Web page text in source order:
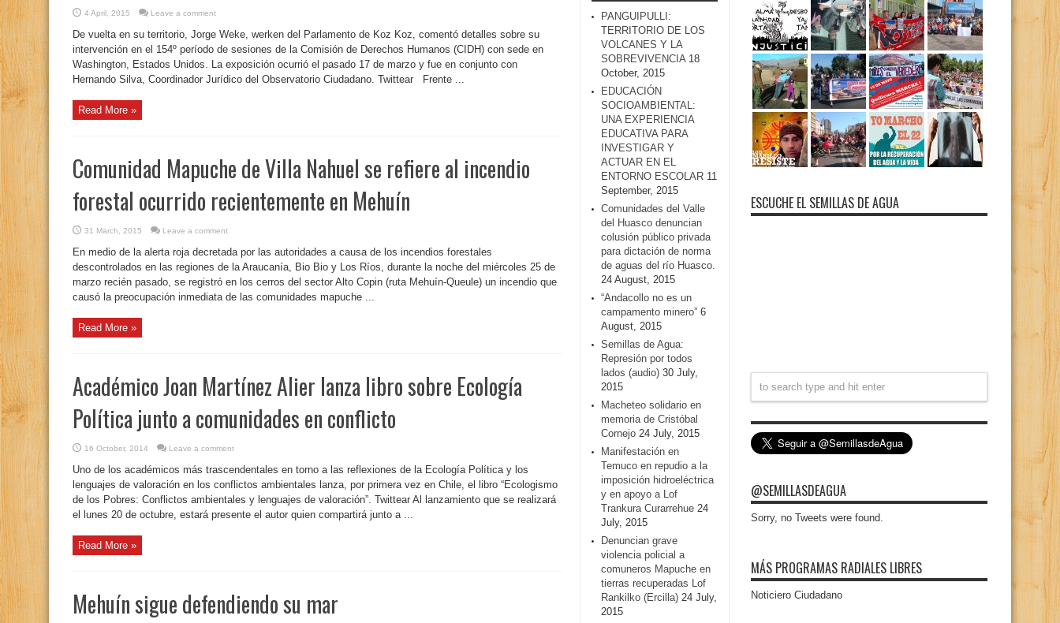
4 April, 2015 Leave a comment
De vuelta en su territorio, Jorge Weke, werken del Parlamento de Koz Koz, comentó detalles sobre su
intervención en el 154º período de sesiones de la Comisión de Derechos Humanos (CIDH) con sede en
Washington, Estados Unidos. La exposición ocurrió el pasado 17 de marzo y fue en conjunto con
Hernando Silva, Coordinador Jurídico del Observatorio Ciudadano. Twittear Frente ...
Read More »
Comunidad Mapuche de Villa Nahuel se refiere al incendio
forestal ocurrido recientemente en Mehuín
31 March, 2015 Leave a comment
En medio de la alerta roja decretada por las autoridades a causa de los incendios forestales
descontrolados en las regiones de la Araucanía, Bio Bio y Los Ríos, durante la noche del miércoles 25 de
marzo recién pasado, se registró en los cerros del sector Alto Copin (ruta Mehuín-Queule) un incendio que
causó la preocupación inmediata de las comunidades mapuche ...
Read More »
Académico Joan Martínez Alier lanza libro sobre Ecología
Política junto a comunidades en conflicto
16 October, 2014 Leave a comment
Uno de los académicos más trascendentales en torno a las reflexiones de la Ecología Política y los
lenguajes de valoración en los conflictos ambientales lanza, por primera vez en Chile, el libro “Ecologismo
de los Pobres: Conflictos ambientales y lenguajes de valoración”. Twittear Al lanzamiento que se realizará
el lunes 20 de octubre, estará presente el autor quien compartirá junto a ...
Read More »
Mehuín sigue defendiendo su mar
PANGUIPULLI:
TERRITORIO DE LOS
VOLCANES Y LA
SOBREVIVENCIA 18
October, 2015
EDUCACIÓN
SOCIOAMBIENTAL:
UNA EXPERIENCIA
EDUCATIVA PARA
INVESTIGAR Y
ACTUAR EN EL
ENTORNO ESCOLAR 11
September, 2015
Comunidades del Valle
del Huasco denuncian
colusión público privada
para dictación de norma
de aguas del río Huasco.
24 August, 2015
“Andacollo no es un
campamento minero” 6
August, 2015
Semillas de Agua:
Represión por todos
lados (audio) 30 July,
2015
Macheteo solidario en
memoria de Cristóbal
Cornejo 24 July, 2015
Manifestación en
Temuco en repudio a la
imposición hidroeléctrica
y en apoyo a Lof
Trankura Curarrehue 24
July, 2015
Denuncian grave
violencia policial a
comuneros Mapuche en
tierras recuperadas Lof
Rankilko (Ercilla) 24 July,
2015
ESCUCHE EL SEMILLAS DE AGUA
@SEMILLASDEAGUA
Sorry, no Tweets were found.
MÁS PROGRAMAS RADIALES LIBRES
Noticiero Ciudadano